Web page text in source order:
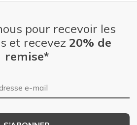
pour recevoir les
et recevez 20% de
remise*